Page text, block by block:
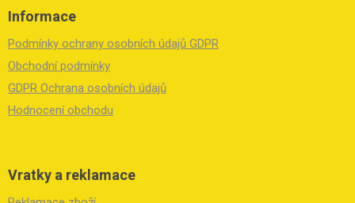
Informace
Podmínky ochrany osobních údajů GDPR
Obchodní podmínky
GDPR Ochrana osobních údajů
Hodnocení obchodu
Vratky a reklamace